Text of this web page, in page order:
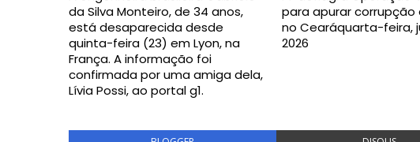
da Silva Monteiro, de 34 anos,
está desaparecida desde
quinta-feira (23) em Lyon, na
França. A informação foi
confirmada por uma amiga dela,
Lívia Possi, ao portal g1.
para apurar corrupção
no Cearáquarta-feira,
2026